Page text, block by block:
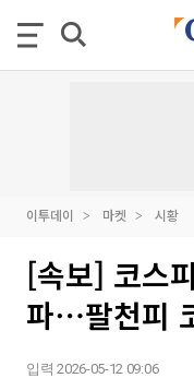
이투데이 마켓 시황
[속보] 코스
파⋯팔천피
입력 2026-05-12 09:06